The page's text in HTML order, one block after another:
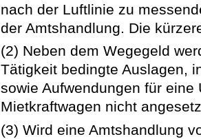
nach der Luftlinie zu
der Amtshandlung. Die
(2) Neben dem Wegegeld
Tätigkeit bedingte Auslagen,
sowie Aufwendungen für
Mietkraftwagen nicht
(3) Wird eine Amtshandlung